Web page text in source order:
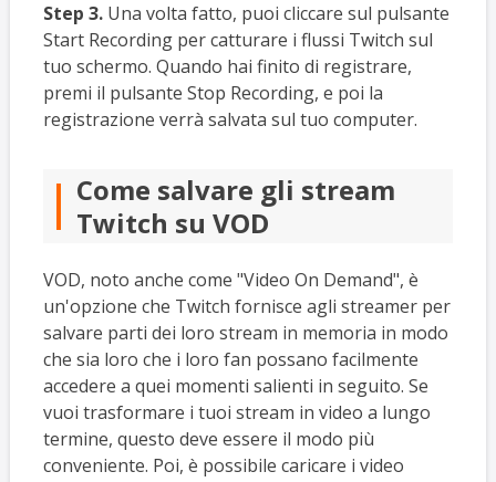
Step 3.Una volta fatto, puoi cliccare sul pulsante
Start Recording per catturare i flussi Twitch sul
tuo schermo. Quando hai finito di registrare,
premi il pulsante Stop Recording, e poi la
registrazione verrà salvata sul tuo computer.
Come salvare gli stream
Twitch su VOD
VOD, noto anche come "Video On Demand", è
un'opzione che Twitch fornisce agli streamer per
salvare parti dei loro stream in memoria in modo
che sia loro che i loro fan possano facilmente
accedere a quei momenti salienti in seguito. Se
vuoi trasformare i tuoi stream in video a lungo
termine, questo deve essere il modo più
conveniente. Poi, è possibile caricare i video